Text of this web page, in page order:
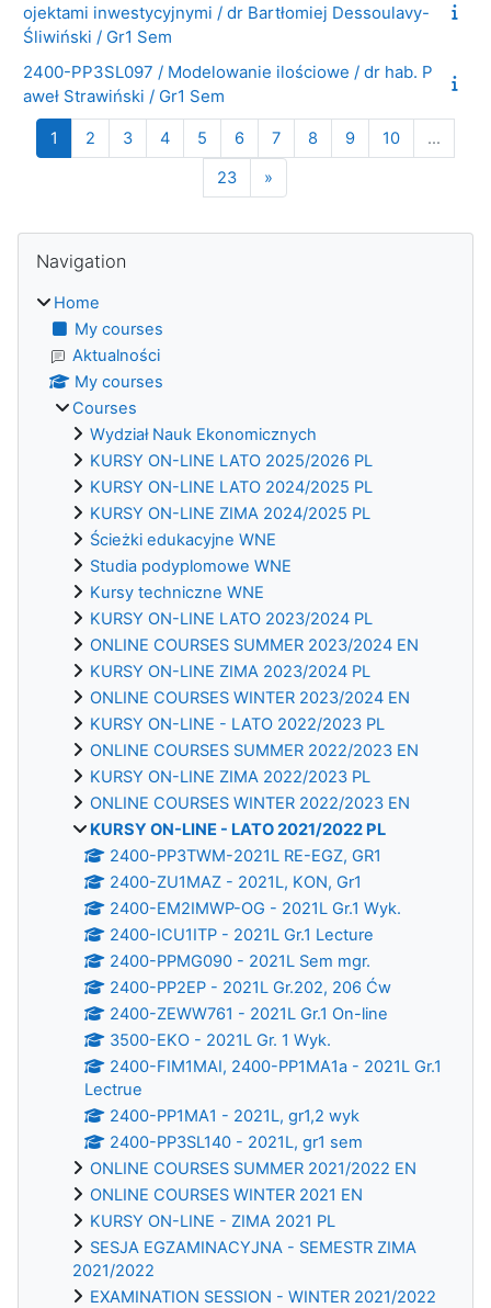
ojektami inwestycyjnymi / dr Bartłomiej Dessoulavy-
Śliwiński / Gr1 Sem
2400-PP3SL097 / Modelowanie ilościowe / dr hab. P
aweł Strawiński / Gr1 Sem
1 Page 1
2 Page 2
3Page 3
4Page 4
5 Page 5
6Page 6
7Page 7
8 Page 8
9Page 9
10Page 10
…
23Page 23
»
Blocks
Navigation
Home
My courses
Aktualności
My courses
Courses
Wydział Nauk Ekonomicznych
KURSY ON-LINE LATO 2025/2026 PL
KURSY ON-LINE LATO 2024/2025 PL
KURSY ON-LINE ZIMA 2024/2025 PL
Ścieżki edukacyjne WNE
Studia podyplomowe WNE
Kursy techniczne WNE
KURSY ON-LINE LATO 2023/2024 PL
ONLINE COURSES SUMMER 2023/2024 EN
KURSY ON-LINE ZIMA 2023/2024 PL
ONLINE COURSES WINTER 2023/2024 EN
KURSY ON-LINE - LATO 2022/2023 PL
ONLINE COURSES SUMMER 2022/2023 EN
KURSY ON-LINE ZIMA 2022/2023 PL
ONLINE COURSES WINTER 2022/2023 EN
KURSY ON-LINE - LATO 2021/2022 PL
2400-PP3TWM-2021L RE-EGZ, GR1
2400-ZU1MAZ - 2021L, KON, Gr1
2400-EM2IMWP-OG - 2021L Gr.1 Wyk.
2400-ICU1ITP - 2021L Gr.1 Lecture
2400-PPMG090 - 2021L Sem mgr.
2400-PP2EP - 2021L Gr.202, 206 Ćw
2400-ZEWW761 - 2021L Gr.1 On-line
3500-EKO - 2021L Gr. 1 Wyk.
2400-FIM1MAI, 2400-PP1MA1a - 2021L Gr.1
Lectrue
2400-PP1MA1 - 2021L, gr1,2 wyk
2400-PP3SL140 - 2021L, gr1 sem
ONLINE COURSES SUMMER 2021/2022 EN
ONLINE COURSES WINTER 2021 EN
KURSY ON-LINE - ZIMA 2021 PL
SESJA EGZAMINACYJNA - SEMESTR ZIMA
2021/2022
EXAMINATION SESSION - WINTER 2021/2022